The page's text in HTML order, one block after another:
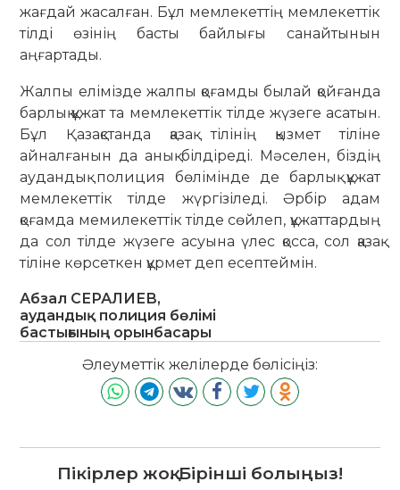
жағдай жасалған. Бұл мемлекеттің мемлекеттік
тілді өзінің басты байлығы санайтынын
аңғартады.
Жалпы елімізде жалпы қоғамды былай қойғанда
барлық құжат та мемлекеттік тілде жүзеге асатын.
Бұл Қазақстанда қазақ тілінің қызмет тіліне
айналғанын да анық білдіреді. Мәселен, біздің
аудандық полиция бөлімінде де барлық құжат
мемлекеттік тілде жүргізіледі. Әрбір адам
қоғамда мемилекеттік тілде сөйлеп, құжаттардың
да сол тілде жүзеге асуына үлес қосса, сол қазақ
тіліне көрсеткен құрмет деп есептеймін.
Абзал СЕРАЛИЕВ,
аудандық полиция бөлімі
бастығының орынбасары
Әлеуметтік желілерде бөлісіңіз:
Пікірлер жоқ. Бірінші болыңыз!